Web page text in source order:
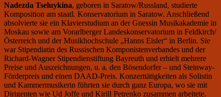
Nadezda Tseluykina, geboren in Saratow/Russland, studierte
Komposition am staatl. Konservatorium in Saratow. Anschließend
absolvierte sie ein Klavierstudium an der Gnessin Musikakademie in
Moskau sowie am Vorarlberger Landeskonservatorium in Feldkirch/
Österreich und der Musikhochschule „Hanns Eisler“ in Berlin. Sie
war Stipendiatin des Russischen Komponistenverbandes und der
Richard-Wagner Stipendienstiftung Bayreuth und erhielt mehrere
Preise und Auszeichnungen, u. a. den Bösendorfer – und Steinway-
Förderpreis und einen DAAD-Preis. Konzerttätigkeiten als Solistin
und Kammermusikerin führten sie durch ganz Europa, wo sie mit
Dirigenten wie Ud Joffe und Kirill Petrenko zusammen arbeitete.